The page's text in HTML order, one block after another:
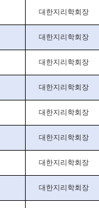
대한지리학회장
대한지리학회장
대한지리학회장
대한지리학회장
대한지리학회장
대한지리학회장
대한지리학회장
대한지리학회장